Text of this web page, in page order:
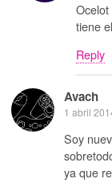
tiene
Reply
Avach
1 abril
Soy
ya que